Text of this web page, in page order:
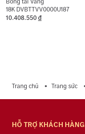
Bông tai Vàng
18K DVBTTVV0000U187
10.408.550 đ
Trang chủ Trang sức
HỖ TRỢ KHÁCH HÀNG